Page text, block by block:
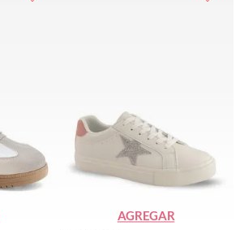
AGREGAR